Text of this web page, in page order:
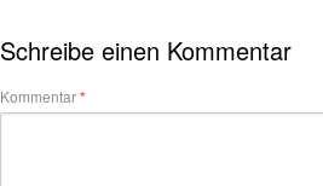
Schreibe einen Kommentar
Kommentar*